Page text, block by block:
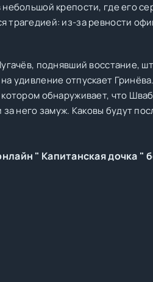
крепости, где его
трагедией: из-за ревности
поднявший восстание,
удивление отпускает
обнаруживает, что
него замуж. Каковы будут
" Капитанская дочка "